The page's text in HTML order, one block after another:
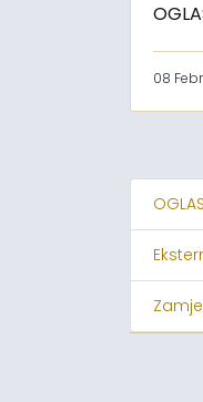
08